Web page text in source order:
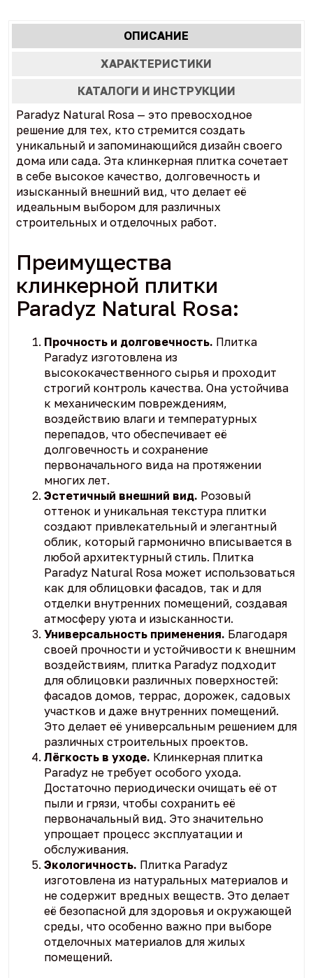
Характеристики
табы
ОПИСАНИЕ
ВКЛАДКА)
ХАРАКТЕРИСТИКИ
КАТАЛОГИ И ИНСТРУКЦИИ
Paradyz Natural Rosa — это превосходное
решение для тех, кто стремится создать
уникальный и запоминающийся дизайн своего
дома или сада. Эта клинкерная плитка сочетает
в себе высокое качество, долговечность и
изысканный внешний вид, что делает её
идеальным выбором для различных
строительных и отделочных работ.
Преимущества
клинкерной плитки
Paradyz Natural Rosa:
Прочность и долговечность. Плитка
Paradyz изготовлена из
высококачественного сырья и проходит
строгий контроль качества. Она устойчива
к механическим повреждениям,
воздействию влаги и температурных
перепадов, что обеспечивает её
долговечность и сохранение
первоначального вида на протяжении
многих лет.
Эстетичный внешний вид. Розовый
оттенок и уникальная текстура плитки
создают привлекательный и элегантный
облик, который гармонично вписывается в
любой архитектурный стиль. Плитка
Paradyz Natural Rosa может использоваться
как для облицовки фасадов, так и для
отделки внутренних помещений, создавая
атмосферу уюта и изысканности.
Универсальность применения. Благодаря
своей прочности и устойчивости к внешним
воздействиям, плитка Paradyz подходит
для облицовки различных поверхностей:
фасадов домов, террас, дорожек, садовых
участков и даже внутренних помещений.
Это делает её универсальным решением для
различных строительных проектов.
Лёгкость в уходе. Клинкерная плитка
Paradyz не требует особого ухода.
Достаточно периодически очищать её от
пыли и грязи, чтобы сохранить её
первоначальный вид. Это значительно
упрощает процесс эксплуатации и
обслуживания.
Экологичность. Плитка Paradyz
изготовлена из натуральных материалов и
не содержит вредных веществ. Это делает
её безопасной для здоровья и окружающей
среды, что особенно важно при выборе
отделочных материалов для жилых
помещений.